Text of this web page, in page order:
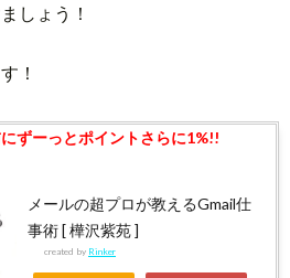
しょう！
！
メールの超プロが教えるGmail仕
事術 [ 樺沢紫苑 ]
created by Rinker